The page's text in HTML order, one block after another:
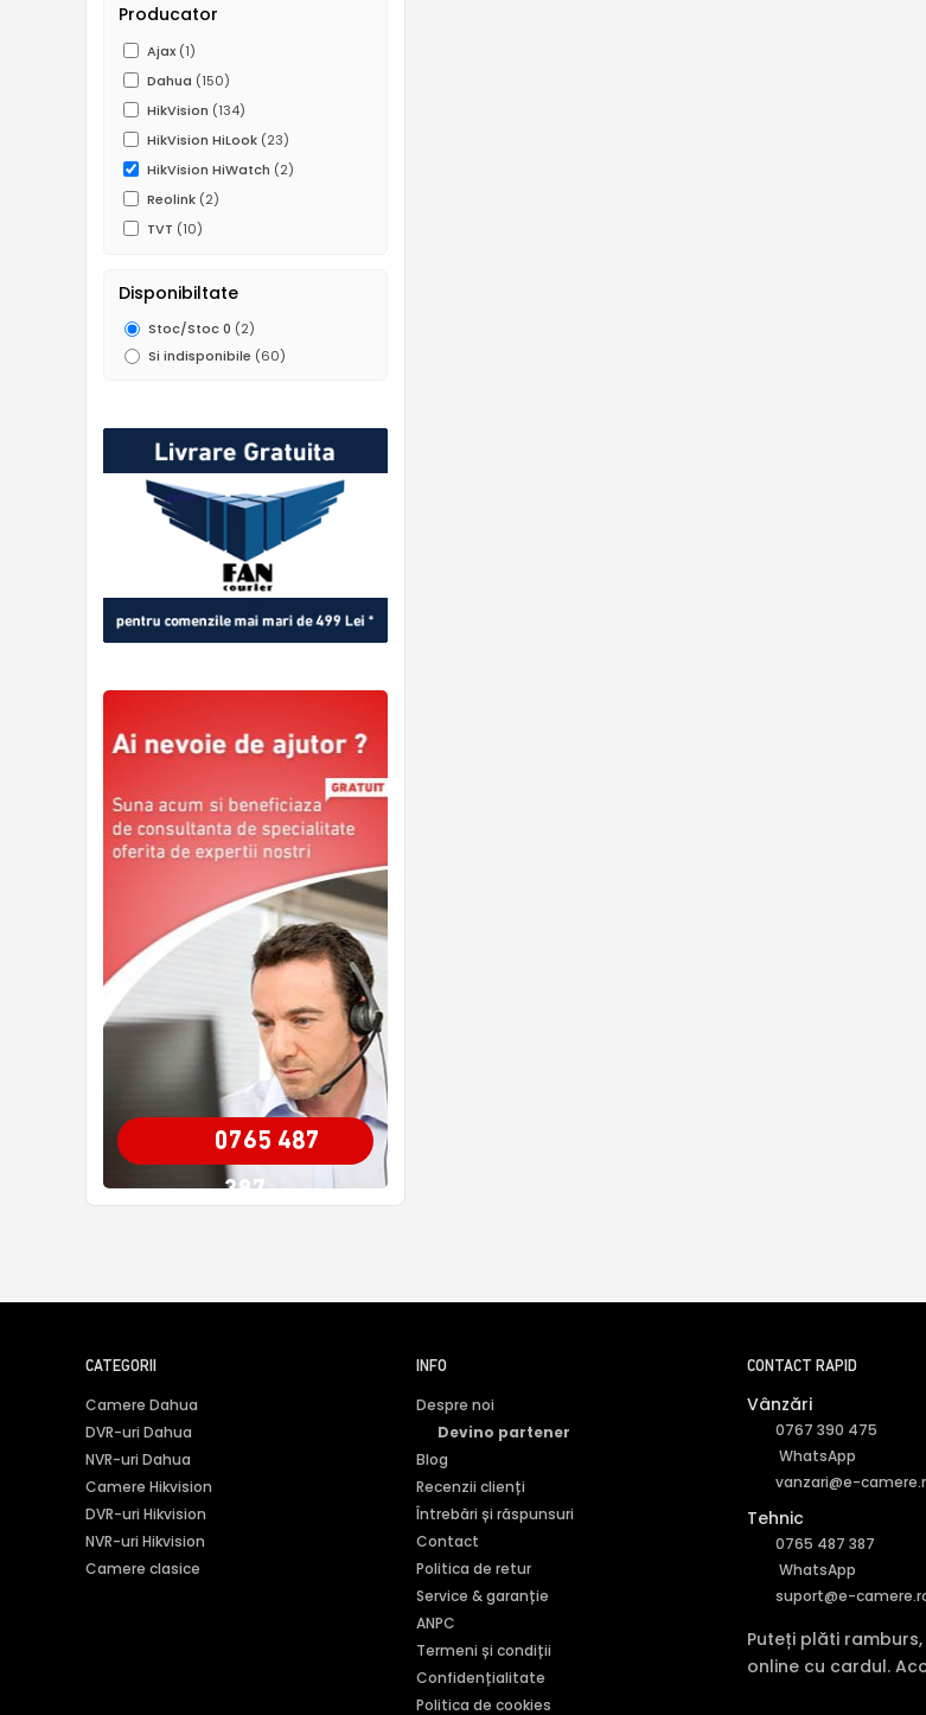
Producator
Ajax (1)
Dahua (150)
HikVision (134)
HikVision HiLook (23)
HikVision HiWatch (2)
Reolink (2)
TVT (10)
Disponibiltate
Stoc/Stoc 0 (2)
Si indisponibile (60)
0765 487
387
CATEGORII
Camere Dahua
DVR-uri Dahua
NVR-uri Dahua
Camere Hikvision
DVR-uri Hikvision
NVR-uri Hikvision
Camere clasice
INFO
Despre noi
Devino partener
Blog
Recenzii clienți
Întrebări și răspunsuri
Contact
Politica de retur
Service & garanție
ANPC
Termeni și condiții
Confidențialitate
Politica de cookies
CONTACT RAPID
Vânzări
0767 390 475
WhatsApp
vanzari@e-
Tehnic
0765 487 387
WhatsApp
suport@e-
Puteți plăti ramburs,
online cu cardul.